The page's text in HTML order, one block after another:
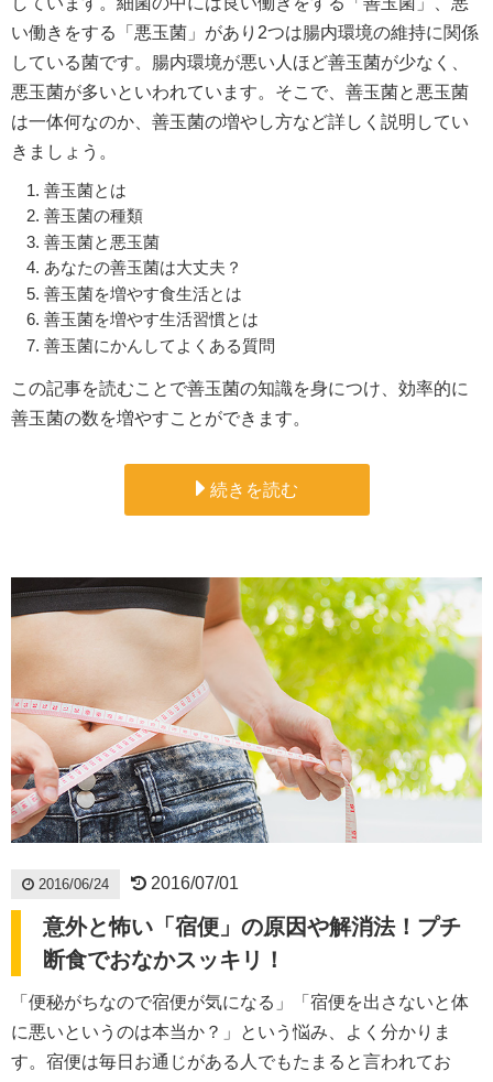
い働きをする「悪玉菌」があり2つは腸内環境の維持に関係
している菌です。腸内環境が悪い人ほど善玉菌が少なく、
悪玉菌が多いといわれています。そこで、善玉菌と悪玉菌
は一体何なのか、善玉菌の増やし方など詳しく説明してい
きましょう。
善玉菌とは
善玉菌の種類
善玉菌と悪玉菌
あなたの善玉菌は大丈夫？
善玉菌を増やす食生活とは
善玉菌を増やす生活習慣とは
善玉菌にかんしてよくある質問
この記事を読むことで善玉菌の知識を身につけ、効率的に
善玉菌の数を増やすことができます。
続きを読む
2016/06/24 2016/07/01
意外と怖い「宿便」の原因や解消法！プチ
断食でおなかスッキリ！
「便秘がちなので宿便が気になる」「宿便を出さないと体
に悪いというのは本当か？」という悩み、よく分かりま
す。宿便は毎日お通じがある人でもたまると言われてお